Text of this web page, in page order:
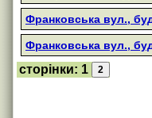
Франковська вул.,
Франковська вул.,
сторінки: 1